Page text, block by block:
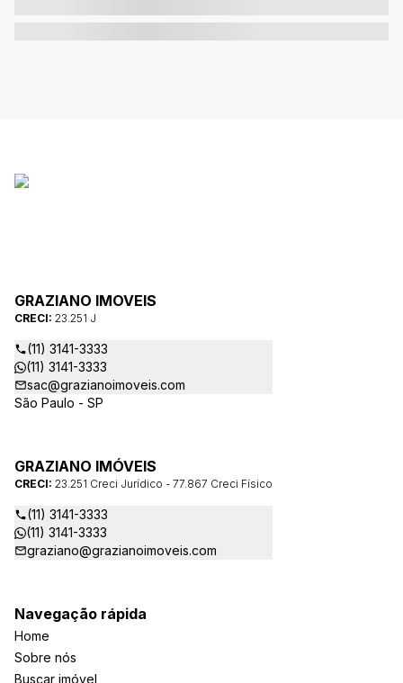
GRAZIANO IMOVEIS
CRECI: 23.251 J
(11) 3141-3333
(11) 3141-3333
sac@grazianoimoveis.com
São Paulo - SP
GRAZIANO IMÓVEIS
CRECI: 23.251 Creci Jurídico - 77.867 Creci Físico
(11) 3141-3333
(11) 3141-3333
graziano@grazianoimoveis.com
Navegação rápida
Home
Sobre nós
Buscar imóvel